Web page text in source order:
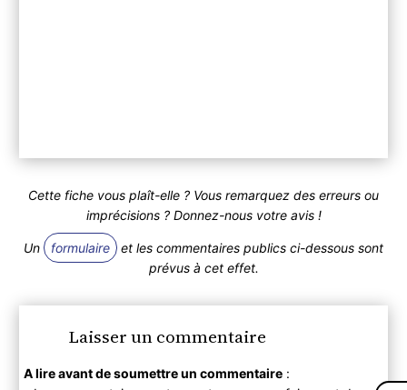
Cette fiche vous plaît-elle ? Vous remarquez des erreurs ou
imprécisions ? Donnez-nous votre avis !
Un formulaire
et les commentaires publics ci-dessous sont
prévus à cet effet.
Laisser un commentaire
A lire avant de soumettre un commentaire: